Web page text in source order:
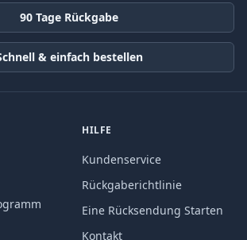
90 Tage Rückgabe
& einfach bestellen
HILFE
Kundenservice
Rückgaberichtlinie
Eine Rücksendung Starten
Kontakt